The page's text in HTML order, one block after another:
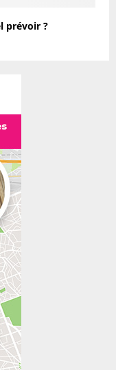
prévoir ?